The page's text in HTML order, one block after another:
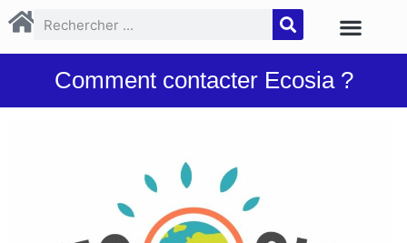
Comment contacter Ecosia ?